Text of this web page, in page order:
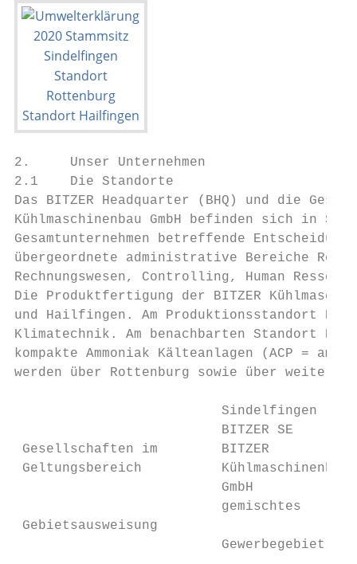
2.     Unser Unternehmen
2.1    Die Standorte
Das BITZER Headquarter (BHQ) und die
Kühlmaschinenbau GmbH befinden sich in
Gesamtunternehmen betreffende
übergeordnete administrative Bereiche
Rechnungswesen, Controlling, Human
Die Produktfertigung der BITZER
und Hailfingen. Am Produktionsstandort
Klimatechnik. Am benachbarten Standort
kompakte Ammoniak Kälteanlagen (ACP =
werden über Rottenburg sowie über
Sindelfingen
                          BITZER SE
Gesellschaften im        BITZER
Geltungsbereich
GmbH
                          gemischtes
Gebietsausweisung
                          Gewerbegebiet